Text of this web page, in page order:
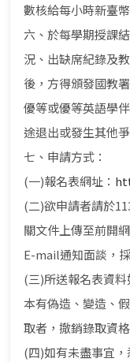
數核給每小時新臺
六、於每學期授課
況、出缺席紀錄及
後，方得頒發國教
優等或優等英語學
途退出或發生其他
七、申請方式：
(一)報名表網址：
(二)欲申請者請於
關文件上傳至前開
E-mail通知面談，
(三)所送報名表資
本有偽造、變造、
取者，撤銷錄取資格
(四)如有未盡事宜